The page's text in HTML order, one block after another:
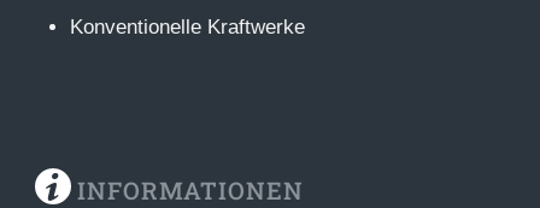
Konventionelle Kraftwerke
INFORMATIONEN